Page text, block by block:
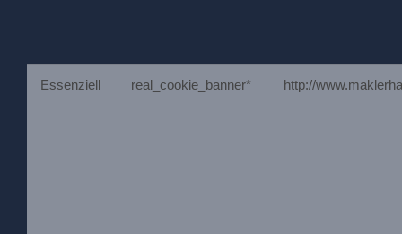
Essenziell real_cookie_banner* http://